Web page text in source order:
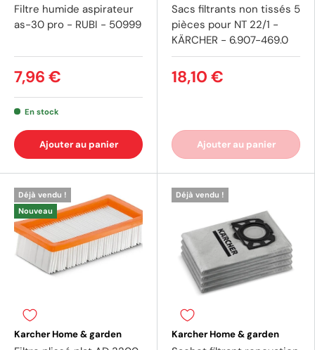
Filtre humide aspirateur
as-30 pro - RUBI - 50999
7,96 €
En stock
Ajouter au panier
Sacs filtrants non tissés 5
pièces pour NT 22/1 -
KÄRCHER - 6.907-469.0
18,10 €
Ajouter au panier
Déjà vendu !
Nouveau
Karcher Home & garden
Déjà vendu !
Karcher Home & garden